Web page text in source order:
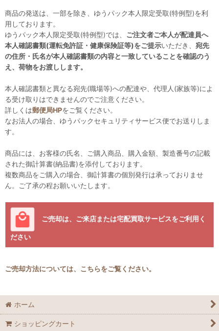
商品の発送は、一部を除き、ゆうパック本人限定受取(特例型)を利
用しております。
ゆうパック本人限定受取(特例型)では、 ご注文者ご本人が配達員へ
本人確認書類(運転免許証・健康保険証等)をご提示いただき、 宛先
の住所・氏名が本人確認書類の内容と一致していることを確認のう
え、荷物をお渡しします。
本人確認書類と異なる宛先(職場等)への配達や、代理人(家族等)によ
る受け取りはできませんのでご注意ください。
詳しくは郵便局HPをご覧ください。
なお法人の場合、ゆうパックセキュリティサービス便でお送りしま
す。
商品には、お客様の氏名、ご購入商品、購入金額、製造番号の記載
された御計算書(納品書)を添付しております。
複数商品をご購入の場合、御計算書の個別発行は承っておりませ
ん。ご了承の程お願いいたします。
ご売却は、ご来店または宅配買取サービスをご利用く
ださい
ご売却方法については、こちらをご覧ください。
ホーム
ショッピングカート